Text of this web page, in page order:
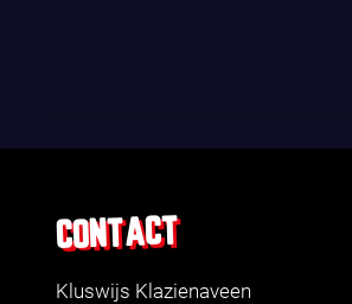
CONTACT
Kluswijs Klazienaveen